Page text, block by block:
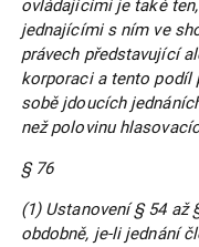
ovládajícími je také
jednajícími s ním ve
právech představující
korporaci a tento podíl
sobě jdoucích
než polovinu
§ 76
(1) Ustanovení § 54 až
obdobně, je-li jednání